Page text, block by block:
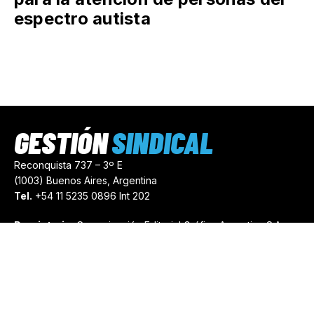
espectro autista
Reconquista 737 – 3º E
(1003) Buenos Aires, Argentina
Tel. +54 11 5235 0896 Int 202
Propietario:Comunicación Editorial Gráfica Argentina S.A.
GESTIÓNSINDICAL